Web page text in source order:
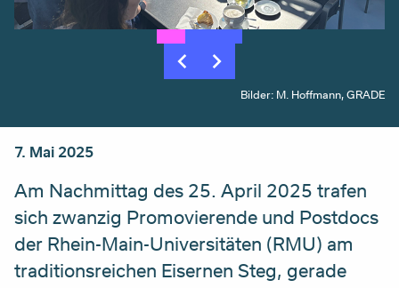
Bilder: M. Hoffmann, GRADE
7. Mai 2025
Am Nachmittag des 25. April 2025 trafen
sich zwanzig Promovierende und Postdocs
der Rhein-Main-Universitäten (RMU) am
traditionsreichen Eisernen Steg, gerade